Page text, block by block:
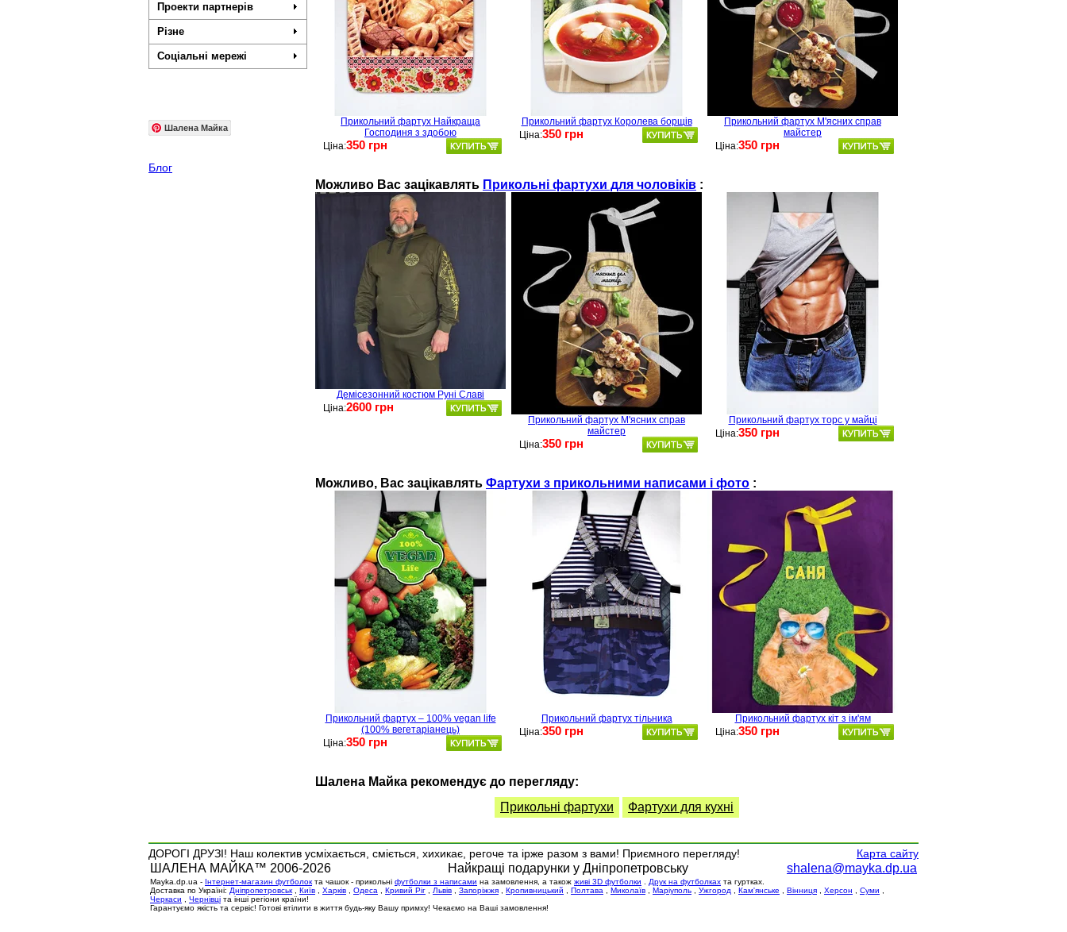
Проекти партнерів
Різне
Соціальні мережі
Шалена Майка
Блог
Прикольний фартух Найкраща
Господиня з здобою
Ціна:350 грн
Прикольний фартух Королева борщів
Ціна:350 грн
Прикольний фартух М'ясних справ
майстер
Ціна:350 грн
Можливо Ваc зацікавлять Прикольні фартухи для чоловіків :
Демісезонний костюм Руні Славі
Ціна:2600 грн
Прикольний фартух М'ясних справ
майстер
Ціна:350 грн
Прикольний фартух торс у майці
Ціна:350 грн
Можливо, Ваc зацікавлять Фартухи з прикольними написами і фото :
Прикольний фартух – 100% vegan life
(100% вегетаріанець)
Ціна:350 грн
Прикольний фартух тільника
Ціна:350 грн
Прикольний фартух кіт з ім'ям
Ціна:350 грн
Шалена Майка рекомендує до перегляду:
Прикольні фартухи
Фартухи для кухні
Карта сайту
ДОРОГІ ДРУЗІ! Наш колектив усміхається, сміється, хихикає, регоче та ірже разом з вами! Приємного перегляду!
ШАЛЕНА МАЙКА™ 2006-2026 Найкращі подарунки у Дніпропетровську shalena@mayka.dp.ua
Mayka.dp.ua - Інтернет-магазин футболок та чашок - прикольні футболки з написами на замовлення, а також живі 3D футболки Друк на футболках та гуртках.
Доставка по Україні: Дніпропетровськ Київ Харків Одеса Кривий Ріг Львів Запоріжжя Кропивницький Полтава Миколаїв Маріуполь Ужгород Кам'янське Вінниця Херсон Суми
Черкаси
Чернівці та інші регіони країни!
Гарантуємо якість та сервіс! Готові втілити в життя будь-яку Вашу примху! Чекаємо на Ваші замовлення!